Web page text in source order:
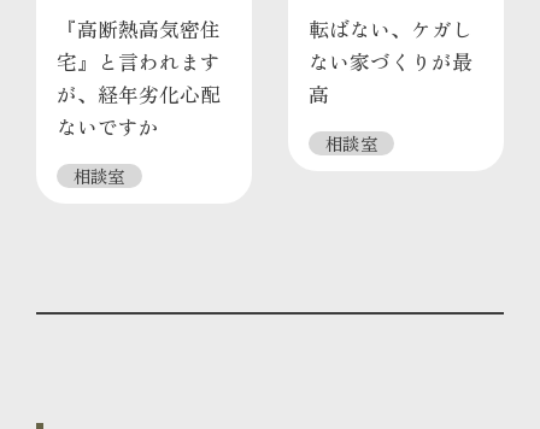
『高断熱高気密住
宅』と言われます
が、経年劣化心配
ないですか
相談室
転ばない、ケガし
ない家づくりが最
高
相談室